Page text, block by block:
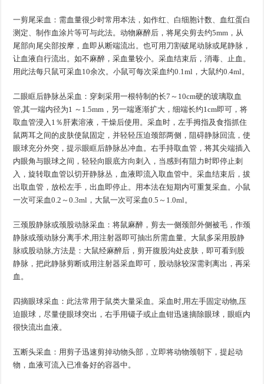
一剪尾采血：需血量很少时常用本法，如作红、白细胞计数、血红蛋白
测定、制作血涂片等可与此法。动物麻醉后，将尾尖剪去约5mm，从
尾部向尾尖部按摩，血即从断端流出。也可用刀割破尾动脉或尾静脉，
让血液自行流出。如不麻醉，采血量较小。采血结束后，消毒、止血。
用此法每只鼠可采血10余次。小鼠可每次采血约0.1ml，大鼠约0.4ml。
二眼眶后静脉丛采血：穿刺采用一根特制的长7～10cm硬的玻璃取血
管,其一端内径为1 ～1.5mm，另一端逐渐扩大，细端长约1cm即可，将
取血管浸入1％肝素溶液，干燥后使用。采血时，左手拇指及食指抓住
鼠两耳之间的皮肤使鼠固定，并轻轻压迫颈部两侧，阻碍静脉回流，使
眼球充分外突，提示眼眶后静脉丛冲血。右手持取血管，将其尖端插入
内眼角与眼球之间，轻轻向眼底方向刺入，当感到有阻力时即停止刺
入，旋转取血管以切开静脉丛，血液即流入取血管中。采血结束后，拔
出取血管，放松左手，出血即停止。用本法在短期内可重复采血。小鼠
一次可采血0.2～0.3ml，大鼠一次可采血0.5～1.0ml。
三颈股静脉或颈股动脉采血：将鼠麻醉，剪去一侧颈部外侧被毛，作颈
静脉或颈动脉分离手术,用注射器即可抽出所需血量。大鼠多采用股静
脉或股动脉,方法是：大鼠经麻醉后，剪开腹股沟处皮肤，即可看到股
静脉，把此静脉剪断或用注射器采血即可，股动脉较深需剥离出，再采
血。
四摘眼球采血：此法常用于鼠类大量采血。采血时,用左手固定动物,压
迫眼球，尽量使眼球突出，右手用镊子或止血钳迅速摘除眼球，眼眶内
很快流出血液。
五断头采血：用剪子迅速剪掉动物头部，立即将动物颈朝下，提起动
物，血液可流入已准备好的容器中。